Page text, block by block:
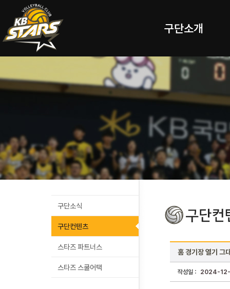
구단소개
구단소식
구단컨텐츠
스타즈 파트너스
스타즈 스쿨어택
홈 경기장 열기
작성일 : 2024-